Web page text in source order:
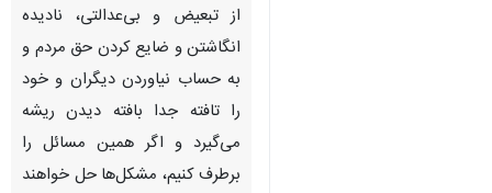
از تبعیض و بی‌عدالتی، نادیده
انگاشتن و ضایع کردن حق مردم و
به حساب نیاوردن دیگران و خود
را تافته جدا بافته دیدن‌ ریشه
می‌گیرد و اگر همین مسائل را
برطرف کنیم، مشکل‌ها حل خواهند